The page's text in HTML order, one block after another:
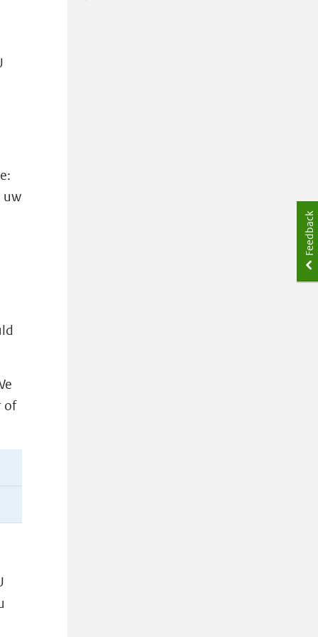
uw
of
Feedback